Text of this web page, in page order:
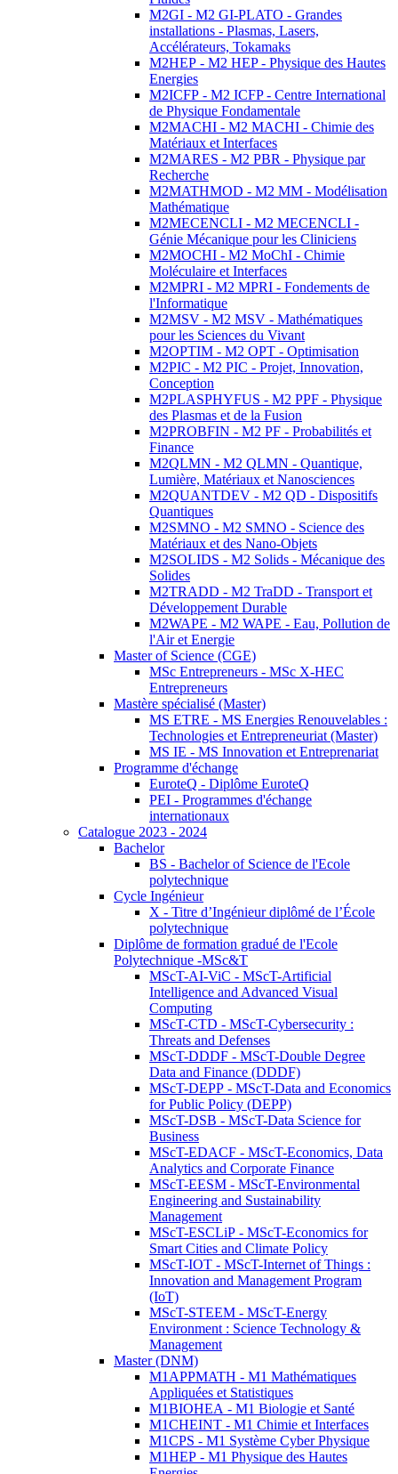
M2GI - M2 GI-PLATO - Grandes
installations - Plasmas, Lasers,
Accélérateurs, Tokamaks
M2HEP - M2 HEP - Physique des Hautes
Energies
M2ICFP - M2 ICFP - Centre International
de Physique Fondamentale
M2MACHI - M2 MACHI - Chimie des
Matériaux et Interfaces
M2MARES - M2 PBR - Physique par
Recherche
M2MATHMOD - M2 MM - Modélisation
Mathématique
M2MECENCLI - M2 MECENCLI -
Génie Mécanique pour les Cliniciens
M2MOCHI - M2 MoChI - Chimie
Moléculaire et Interfaces
M2MPRI - M2 MPRI - Fondements de
l'Informatique
M2MSV - M2 MSV - Mathématiques
pour les Sciences du Vivant
M2OPTIM - M2 OPT - Optimisation
M2PIC - M2 PIC - Projet, Innovation,
Conception
M2PLASPHYFUS - M2 PPF - Physique
des Plasmas et de la Fusion
M2PROBFIN - M2 PF - Probabilités et
Finance
M2QLMN - M2 QLMN - Quantique,
Lumière, Matériaux et Nanosciences
M2QUANTDEV - M2 QD - Dispositifs
Quantiques
M2SMNO - M2 SMNO - Science des
Matériaux et des Nano-Objets
M2SOLIDS - M2 Solids - Mécanique des
Solides
M2TRADD - M2 TraDD - Transport et
Développement Durable
M2WAPE - M2 WAPE - Eau, Pollution de
l'Air et Energie
Master of Science (CGE)
MSc Entrepreneurs - MSc X-HEC
Entrepreneurs
Mastère spécialisé (Master)
MS ETRE - MS Energies Renouvelables :
Technologies et Entrepreneuriat (Master)
MS IE - MS Innovation et Entreprenariat
Programme d'échange
EuroteQ - Diplôme EuroteQ
PEI - Programmes d'échange
internationaux
Catalogue 2023 - 2024
Bachelor
BS - Bachelor of Science de l'Ecole
polytechnique
Cycle Ingénieur
X - Titre d’Ingénieur diplômé de l’École
polytechnique
Diplôme de formation gradué de l'Ecole
Polytechnique -MSc&T
MScT-AI-ViC - MScT-Artificial
Intelligence and Advanced Visual
Computing
MScT-CTD - MScT-Cybersecurity :
Threats and Defenses
MScT-DDDF - MScT-Double Degree
Data and Finance (DDDF)
MScT-DEPP - MScT-Data and Economics
for Public Policy (DEPP)
MScT-DSB - MScT-Data Science for
Business
MScT-EDACF - MScT-Economics, Data
Analytics and Corporate Finance
MScT-EESM - MScT-Environmental
Engineering and Sustainability
Management
MScT-ESCLiP - MScT-Economics for
Smart Cities and Climate Policy
MScT-IOT - MScT-Internet of Things :
Innovation and Management Program
(IoT)
MScT-STEEM - MScT-Energy
Environment : Science Technology &
Management
Master (DNM)
M1APPMATH - M1 Mathématiques
Appliquées et Statistiques
M1BIOHEA - M1 Biologie et Santé
M1CHEINT - M1 Chimie et Interfaces
M1CPS - M1 Système Cyber Physique
M1HEP - M1 Physique des Hautes